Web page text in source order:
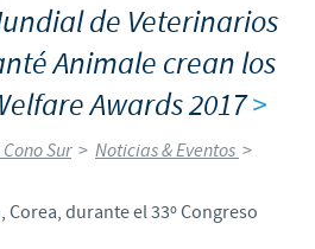
de Veterinarios
Animale crean los
Awards 2017>
Sur > Noticias & Eventos >
durante el 33º Congreso